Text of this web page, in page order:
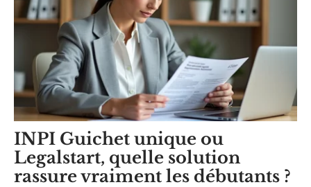
INPI Guichet unique ou
Legalstart, quelle solution
rassure vraiment les débutants ?